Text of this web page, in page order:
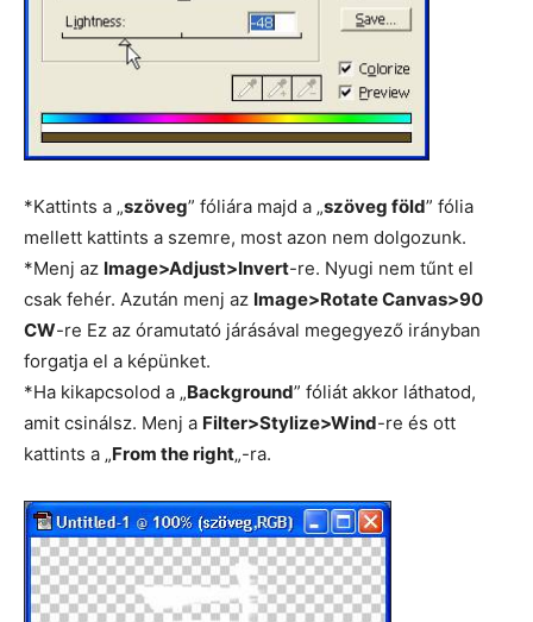
*Kattints a „szöveg” fóliára majd a „szöveg föld” fólia
mellett kattints a szemre, most azon nem dolgozunk.
*Menj az Image>Adjust>Invert-re. Nyugi nem tűnt el
csak fehér. Azután menj az Image>Rotate Canvas>90
CW-re Ez az óramutató járásával megegyező irányban
forgatja el a képünket.
*Ha kikapcsolod a „Background” fóliát akkor láthatod,
amit csinálsz. Menj a Filter>Stylize>Wind-re és ott
kattints a „From the right„-ra.